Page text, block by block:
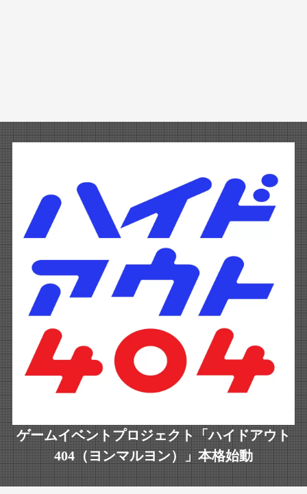
ゲームイベントプロジェクト「ハイドアウト
404（ヨンマルヨン）」本格始動